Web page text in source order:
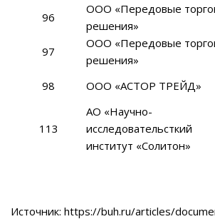
96
ООО «Передовые
решения»
97
ООО «Передовые
решения»
98 ООО «АСТОР ТРЕЙД»
113
АО «Научно-
исследовательсткий
институт «Солитон»
Источник: https://buh.ru/articles/